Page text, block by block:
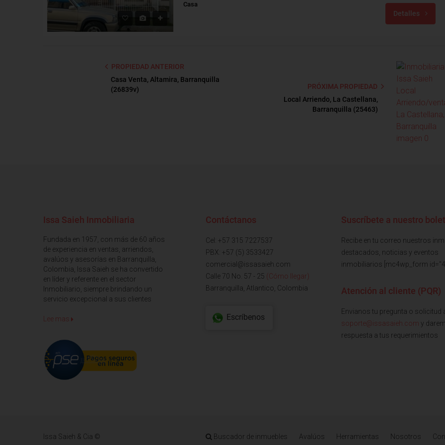
Casa
Detalles
PROPIEDAD ANTERIOR
Casa Venta, Altamira, Barranquilla
(26839v)
PRÓXIMA PROPIEDAD
Local Arriendo, La Castellana,
Barranquilla (25463)
Issa Saieh Inmobiliaria
Fundada en 1957, con más de 60 años
de experiencia en ventas, arriendos,
avalúos y asesorías en Barranquilla,
Colombia, Issa Saieh se ha convertido
en líder y referente en el sector
Inmobiliario, siempre brindando un
servicio excepcional a sus clientes
Lee mas
Contáctanos
Cel: +57 315 7227537
PBX: +57 (5) 3533427
comercial@issasaieh.com
Calle 70 No. 57 - 25 (Cómo llegar)
Barranquilla, Atlantico, Colombia
Escríbenos
Suscríbete a nuestro
Recibe en tu correo nuestros
destacados, noticias y eventos
inmobiliarios [mc4wp_form
Atención al cliente (PQR)
Envianos tu pregunta o solicitud
soporte@issasaieh.com y
respuesta a tus requerimientos
Issa Saieh & Cia © Buscador de inmuebles Avalúos Herramientas Nosotros